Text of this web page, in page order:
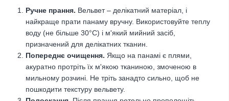
Ручне прання. Вельвет – делікатний матеріал, і
найкраще прати панаму вручну. Використовуйте теплу
воду (не більше 30°C) і м'який мийний засіб,
призначений для делікатних тканин.
Попереднє очищення. Якщо на панамі є плями,
акуратно протріть їх м'якою тканиною, змоченою в
мильному розчині. Не тріть занадто сильно, щоб не
пошкодити текстуру вельвету.